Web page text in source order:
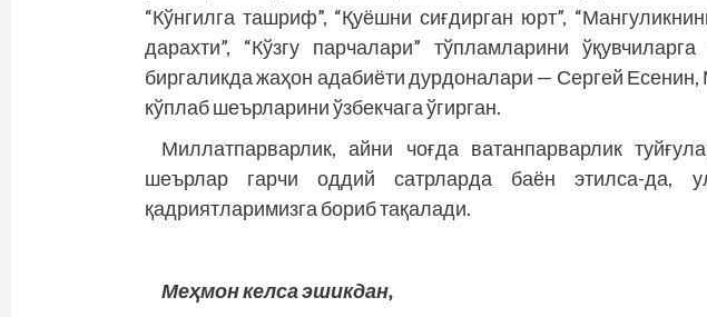
“Кўнгилга ташриф”, “Қуёшни сиғдирган юрт”,
дарахти”, “Кўзгу парчалари” тўпламларини
биргаликда жаҳон адабиёти дурдоналари — Сергей
кўплаб шеърларини ўзбекчага ўгирган.
Миллатпарварлик, айни чоғда ватанпарварлик
шеърлар гарчи оддий сатрларда баён этилса-да,
қадриятларимизга бориб тақалади.
Меҳмон келса эшикдан,